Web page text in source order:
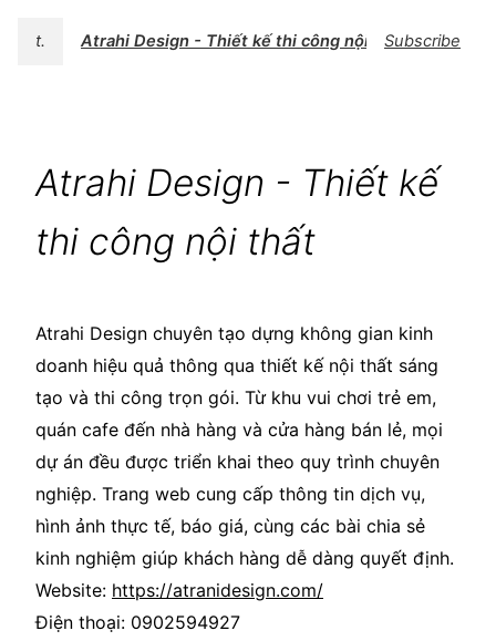
t. Atrahi Design - Thiết kế thi công nội thấtSubscribe
Atrahi Design - Thiết kế
thi công nội thất
Atrahi Design chuyên tạo dựng không gian kinh
doanh hiệu quả thông qua thiết kế nội thất sáng
tạo và thi công trọn gói. Từ khu vui chơi trẻ em,
quán cafe đến nhà hàng và cửa hàng bán lẻ, mọi
dự án đều được triển khai theo quy trình chuyên
nghiệp. Trang web cung cấp thông tin dịch vụ,
hình ảnh thực tế, báo giá, cùng các bài chia sẻ
kinh nghiệm giúp khách hàng dễ dàng quyết định.
Website: https://atranidesign.com/
Điện thoại: 0902594927